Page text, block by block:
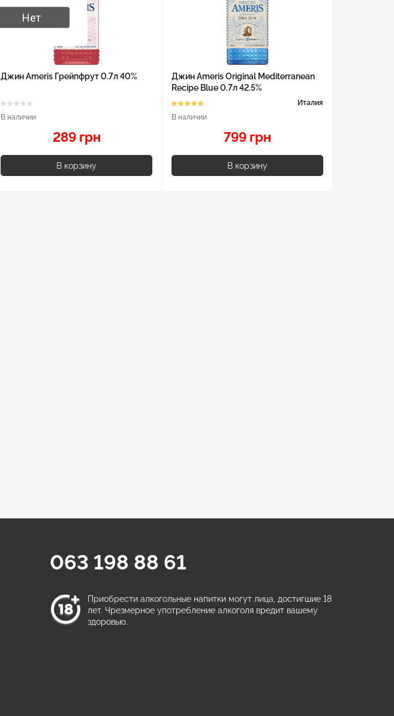
Джин Ameris Грейпфрут 0.7л 40%
В наличии
289 грн
В корзину
Джин Ameris Original Mediterranean
Recipe Blue 0.7л 42.5%
Италия
В наличии
799 грн
В корзину
063 198 88 61
Приобрести алкогольные напитки могут лица, достигшие 18
лет. Чрезмерное употребление алкоголя вредит вашему
здоровью.
Нет